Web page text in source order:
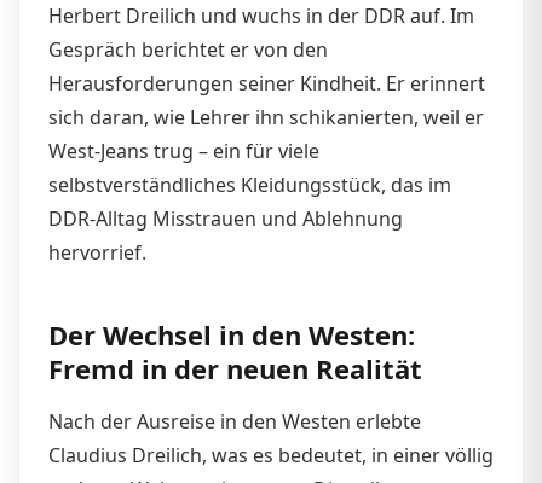
Herbert Dreilich und wuchs in der DDR auf. Im
Gespräch berichtet er von den
Herausforderungen seiner Kindheit. Er erinnert
sich daran, wie Lehrer ihn schikanierten, weil er
West-Jeans trug – ein für viele
selbstverständliches Kleidungsstück, das im
DDR-Alltag Misstrauen und Ablehnung
hervorrief.
Der Wechsel in den Westen:
Fremd in der neuen Realität
Nach der Ausreise in den Westen erlebte
Claudius Dreilich, was es bedeutet, in einer völlig